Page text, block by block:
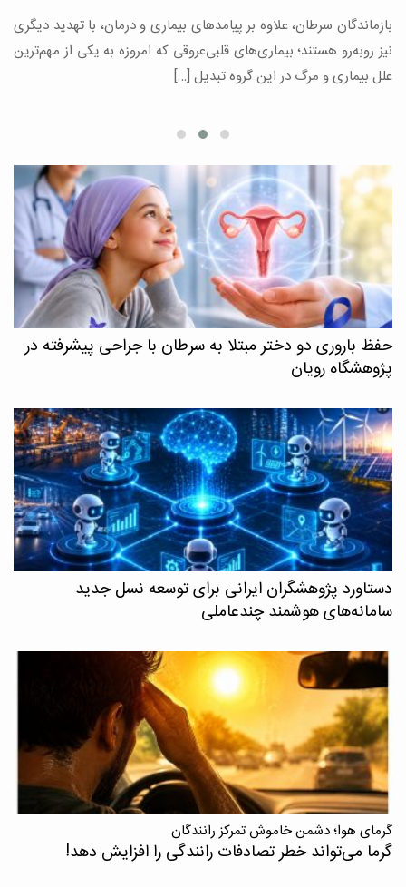
بازماندگان سرطان، علاوه بر پیامدهای بیماری و درمان، با تهدید دیگری
نیز روبه‌رو هستند؛ بیماری‌های قلبی‌عروقی که امروزه به یکی از مهم‌ترین
علل بیماری و مرگ در این گروه تبدیل […]
حفظ باروری دو دختر مبتلا به سرطان با جراحی پیشرفته در
پژوهشگاه رویان
دستاورد پژوهشگران ایرانی برای توسعه نسل جدید
سامانه‌های هوشمند چندعاملی
گرمای هوا؛ دشمن خاموش تمرکز رانندگان
گرما می‌تواند خطر تصادفات رانندگی را افزایش دهد!